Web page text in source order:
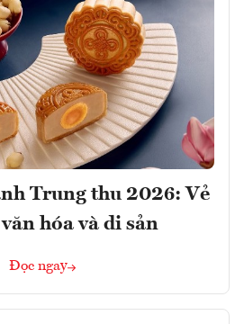
Trung thu 2026: Vẻ
hóa và di sản
Đọc ngay